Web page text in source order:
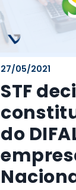
27/05/2021
STF
do